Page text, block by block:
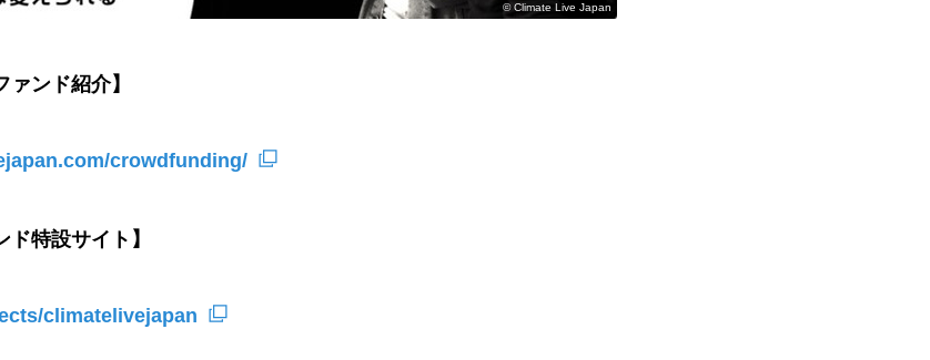
©️ Climate Live Japan
ァンド紹介】
crowdfunding/
ド特設サイト】
climatelivejapan